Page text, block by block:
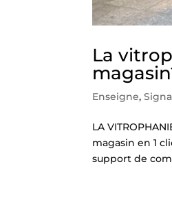
La
Enseigne,
LA
magasin en 1
support de